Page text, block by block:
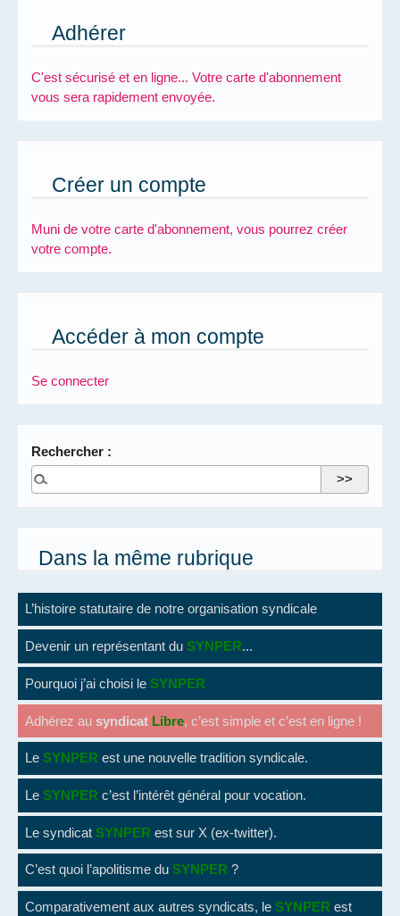
Adhérer
C'est sécurisé et en ligne... Votre carte d'abonnement
vous sera rapidement envoyée.
Créer un compte
Muni de votre carte d'abonnement, vous pourrez créer
votre compte.
Accéder à mon compte
Se connecter
Rechercher :
Dans la même rubrique
L’histoire statutaire de notre organisation syndicale
Devenir un représentant du SYNPER...
Pourquoi j’ai choisi le SYNPER
Adhérez au syndicat Libre, c’est simple et c’est en ligne !
Le SYNPER est une nouvelle tradition syndicale.
Le SYNPER c’est l’intérêt général pour vocation.
Le syndicat SYNPER est sur X (ex-twitter).
C’est quoi l’apolitisme du SYNPER ?
Comparativement aux autres syndicats, le SYNPER est